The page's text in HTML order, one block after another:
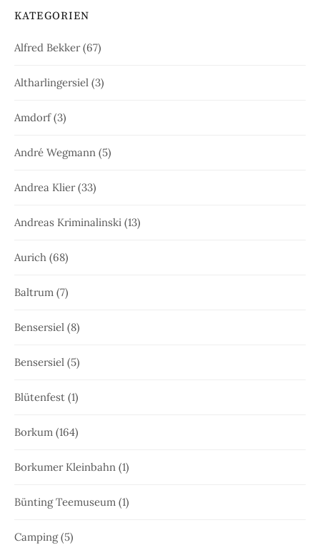
KATEGORIEN
Alfred Bekker(67)
Altharlingersiel (3)
Amdorf(3)
André Wegmann (5)
Andrea Klier(33)
Andreas Kriminalinski (13)
Aurich (68)
Baltrum (7)
Bensersiel (8)
Bensersiel (5)
Blütenfest (1)
Borkum (164)
Borkumer Kleinbahn (1)
Bünting Teemuseum (1)
Camping(5)